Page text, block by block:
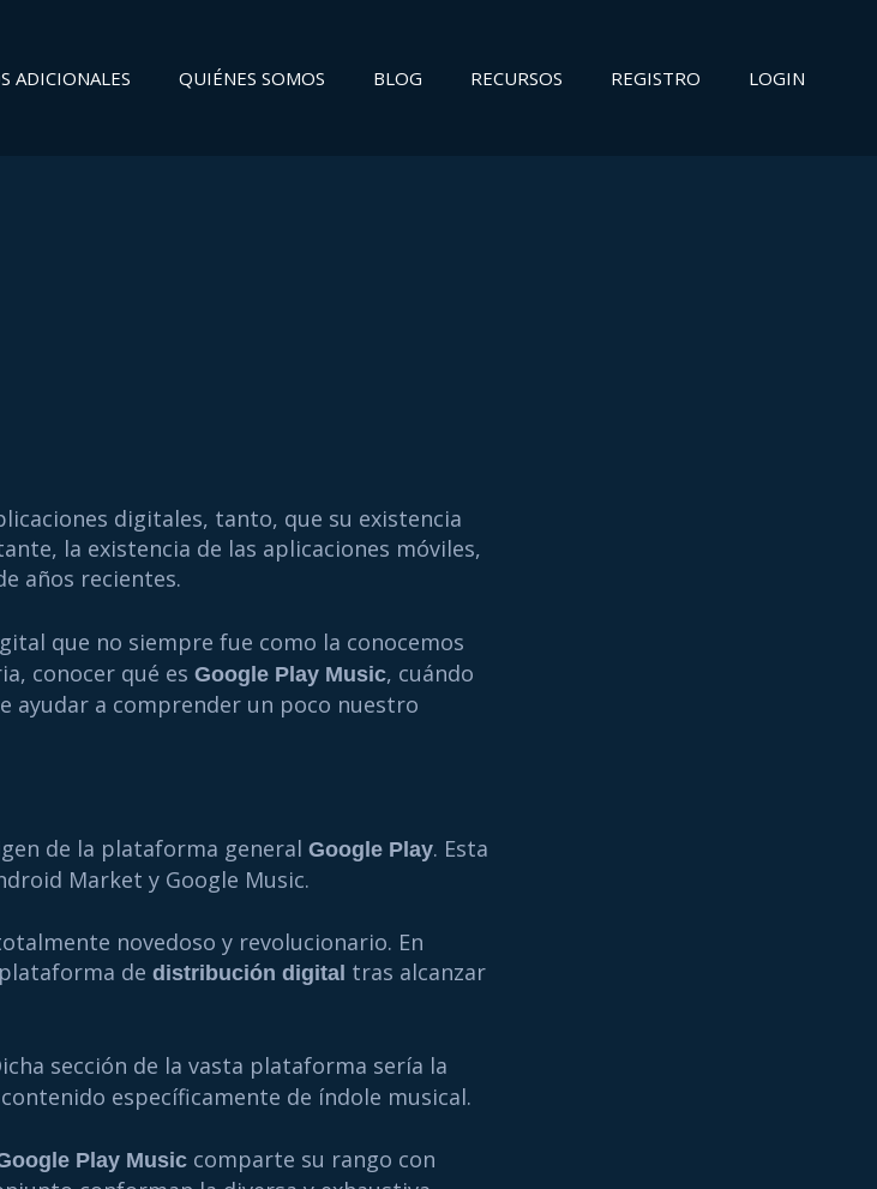
ADICIONALES QUIÉNES SOMOS BLOG RECURSOS REGISTRO LOGIN
digitales, tanto, que su existencia
la existencia de las aplicaciones móviles,
años recientes.
que no siempre fue como la conocemos
conocer qué es Google Play Music, cuándo
ayudar a comprender un poco nuestro
de la plataforma general Google Play. Esta
Market y Google Music.
novedoso y revolucionario. En
de distribución digital tras alcanzar
sección de la vasta plataforma sería la
específicamente de índole musical.
Play Music comparte su rango con